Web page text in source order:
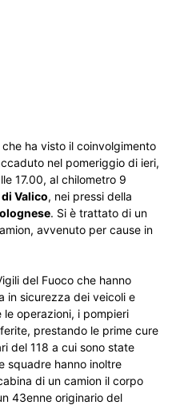
ha visto il coinvolgimento
nel pomeriggio di ieri,
17.00, al chilometro 9
Valico, nei pressi della
. Si è trattato di un
avvenuto per cause in
del Fuoco che hanno
in sicurezza dei veicoli e
le operazioni, i pompieri
prestando le prime cure
del 118 a cui sono state
squadre hanno inoltre
di un camion il corpo
43enne originario del